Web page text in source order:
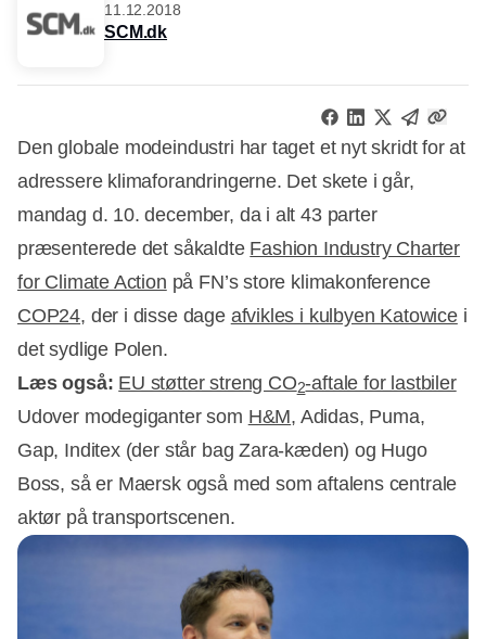
11.12.2018
SCM.dk
Den globale modeindustri har taget et nyt skridt for at
adressere klimaforandringerne. Det skete i går,
mandag d. 10. december, da i alt 43 parter
præsenterede det såkaldte Fashion Industry Charter
for Climate Action på FN’s store klimakonference
COP24, der i disse dage afvikles i kulbyen Katowicei
det sydlige Polen.
Læs også: EU støtter streng CO2-aftale for lastbiler
Udover modegiganter som H&M, Adidas, Puma,
Gap, Inditex (der står bag Zara-kæden) og Hugo
Boss, så er Maersk også med som aftalens centrale
aktør på transportscenen.